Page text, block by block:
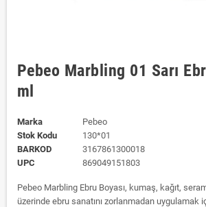
Pebeo Marbling 01 Sarı
ml
Marka
Pebeo
Stok Kodu
130*01
BARKOD
3167861300018
UPC
869049151803
Pebeo Marbling Ebru Boyası, kumaş, kağıt,
üzerinde ebru sanatını zorlanmadan uygulamak